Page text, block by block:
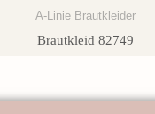
A-Linie Brautkleider
Brautkleid 82749